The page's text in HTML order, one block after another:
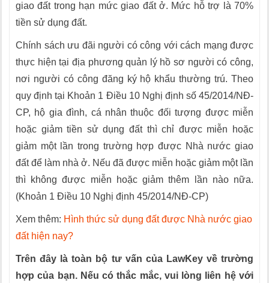
giao đất trong hạn mức giao đất ở. Mức hỗ trợ là 70%
tiền sử dụng đất.
Chính sách ưu đãi người có công với cách mạng được
thực hiện tại địa phương quản lý hồ sơ người có công,
nơi người có công đăng ký hộ khẩu thường trú. Theo
quy định tại Khoản 1 Điều 10 Nghị định số 45/2014/NĐ-
CP, hộ gia đình, cá nhân thuộc đối tượng được miễn
hoặc giảm tiền sử dụng đất thì chỉ được miễn hoặc
giảm một lần trong trường hợp được Nhà nước giao
đất để làm nhà ở. Nếu đã được miễn hoặc giảm một lần
thì không được miễn hoặc giảm thêm lần nào nữa.
(Khoản 1 Điều 10 Nghị định 45/2014/NĐ-CP)
Xem thêm: Hình thức sử dụng đất được Nhà nước giao
đất hiện nay?
Trên đây là toàn bộ tư vấn của LawKey về trường
hợp của bạn. Nếu có thắc mắc, vui lòng liên hệ với